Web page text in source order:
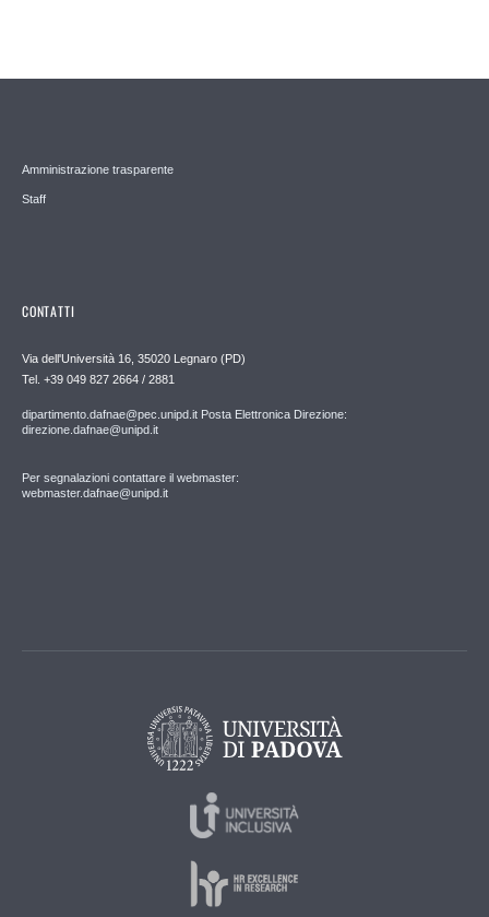
Amministrazione trasparente
Staff
CONTATTI
Via dell'Università 16, 35020 Legnaro (PD)
Tel. +39 049 827 2664 / 2881
dipartimento.dafnae@pec.unipd.it Posta Elettronica Direzione:
direzione.dafnae@unipd.it
Per segnalazioni contattare il webmaster:
webmaster.dafnae@unipd.it